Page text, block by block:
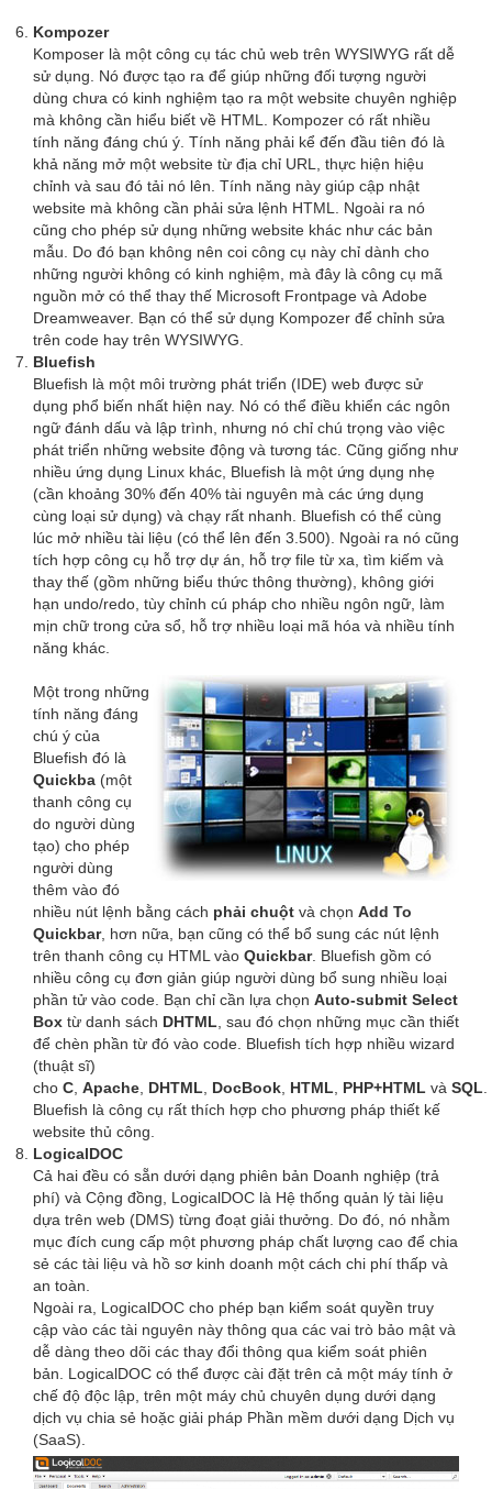
Kompozer
Komposer là một công cụ tác chủ web trên WYSIWYG rất dễ
sử dụng. Nó được tạo ra để giúp những đối tượng người
dùng chưa có kinh nghiệm tạo ra một website chuyên nghiệp
mà không cần hiểu biết về HTML. Kompozer có rất nhiều
tính năng đáng chú ý. Tính năng phải kể đến đầu tiên đó là
khả năng mở một website từ địa chỉ URL, thực hiện hiệu
chỉnh và sau đó tải nó lên. Tính năng này giúp cập nhật
website mà không cần phải sửa lệnh HTML. Ngoài ra nó
cũng cho phép sử dụng những website khác như các bản
mẫu. Do đó bạn không nên coi công cụ này chỉ dành cho
những người không có kinh nghiệm, mà đây là công cụ mã
nguồn mở có thể thay thế Microsoft Frontpage và Adobe
Dreamweaver. Bạn có thể sử dụng Kompozer để chỉnh sửa
trên code hay trên WYSIWYG.
Bluefish
Bluefish là một môi trường phát triển (IDE) web được sử
dụng phổ biến nhất hiện nay. Nó có thể điều khiển các ngôn
ngữ đánh dấu và lập trình, nhưng nó chỉ chú trọng vào việc
phát triển những website động và tương tác. Cũng giống như
nhiều ứng dụng Linux khác, Bluefish là một ứng dụng nhẹ
(cần khoảng 30% đến 40% tài nguyên mà các ứng dụng
cùng loại sử dụng) và chạy rất nhanh. Bluefish có thể cùng
lúc mở nhiều tài liệu (có thể lên đến 3.500). Ngoài ra nó cũng
tích hợp công cụ hỗ trợ dự án, hỗ trợ file từ xa, tìm kiếm và
thay thế (gồm những biểu thức thông thường), không giới
hạn undo/redo, tùy chỉnh cú pháp cho nhiều ngôn ngữ, làm
mịn chữ trong cửa sổ, hỗ trợ nhiều loại mã hóa và nhiều tính
năng khác.
Một trong những
tính năng đáng
chú ý của
Bluefish đó là
Quickba (một
thanh công cụ
do người dùng
tạo) cho phép
người dùng
thêm vào đó
nhiều nút lệnh bằng cách phải chuột và chọn Add To
Quickbar, hơn nữa, bạn cũng có thể bổ sung các nút lệnh
trên thanh công cụ HTML vào Quickbar. Bluefish gồm có
nhiều công cụ đơn giản giúp người dùng bổ sung nhiều loại
phần tử vào code. Bạn chỉ cần lựa chọn Auto-submit Select
Box từ danh sách DHTML , sau đó chọn những mục cần thiết
để chèn phần từ đó vào code. Bluefish tích hợp nhiều wizard
(thuật sĩ)
cho C Apache DHTML DocBook HTML PHP+HTML và SQL
Bluefish là công cụ rất thích hợp cho phương pháp thiết kế
website thủ công.
LogicalDOC
Cả hai đều có sẵn dưới dạng phiên bản Doanh nghiệp (trả
phí) và Cộng đồng, LogicalDOC là Hệ thống quản lý tài liệu
dựa trên web (DMS) từng đoạt giải thưởng. Do đó, nó nhằm
mục đích cung cấp một phương pháp chất lượng cao để chia
sẻ các tài liệu và hồ sơ kinh doanh một cách chi phí thấp và
an toàn.
Ngoài ra, LogicalDOC cho phép bạn kiểm soát quyền truy
cập vào các tài nguyên này thông qua các vai trò bảo mật và
dễ dàng theo dõi các thay đổi thông qua kiểm soát phiên
bản. LogicalDOC có thể được cài đặt trên cả một máy tính ở
chế độ độc lập, trên một máy chủ chuyên dụng dưới dạng
dịch vụ chia sẻ hoặc giải pháp Phần mềm dưới dạng Dịch vụ
(SaaS).